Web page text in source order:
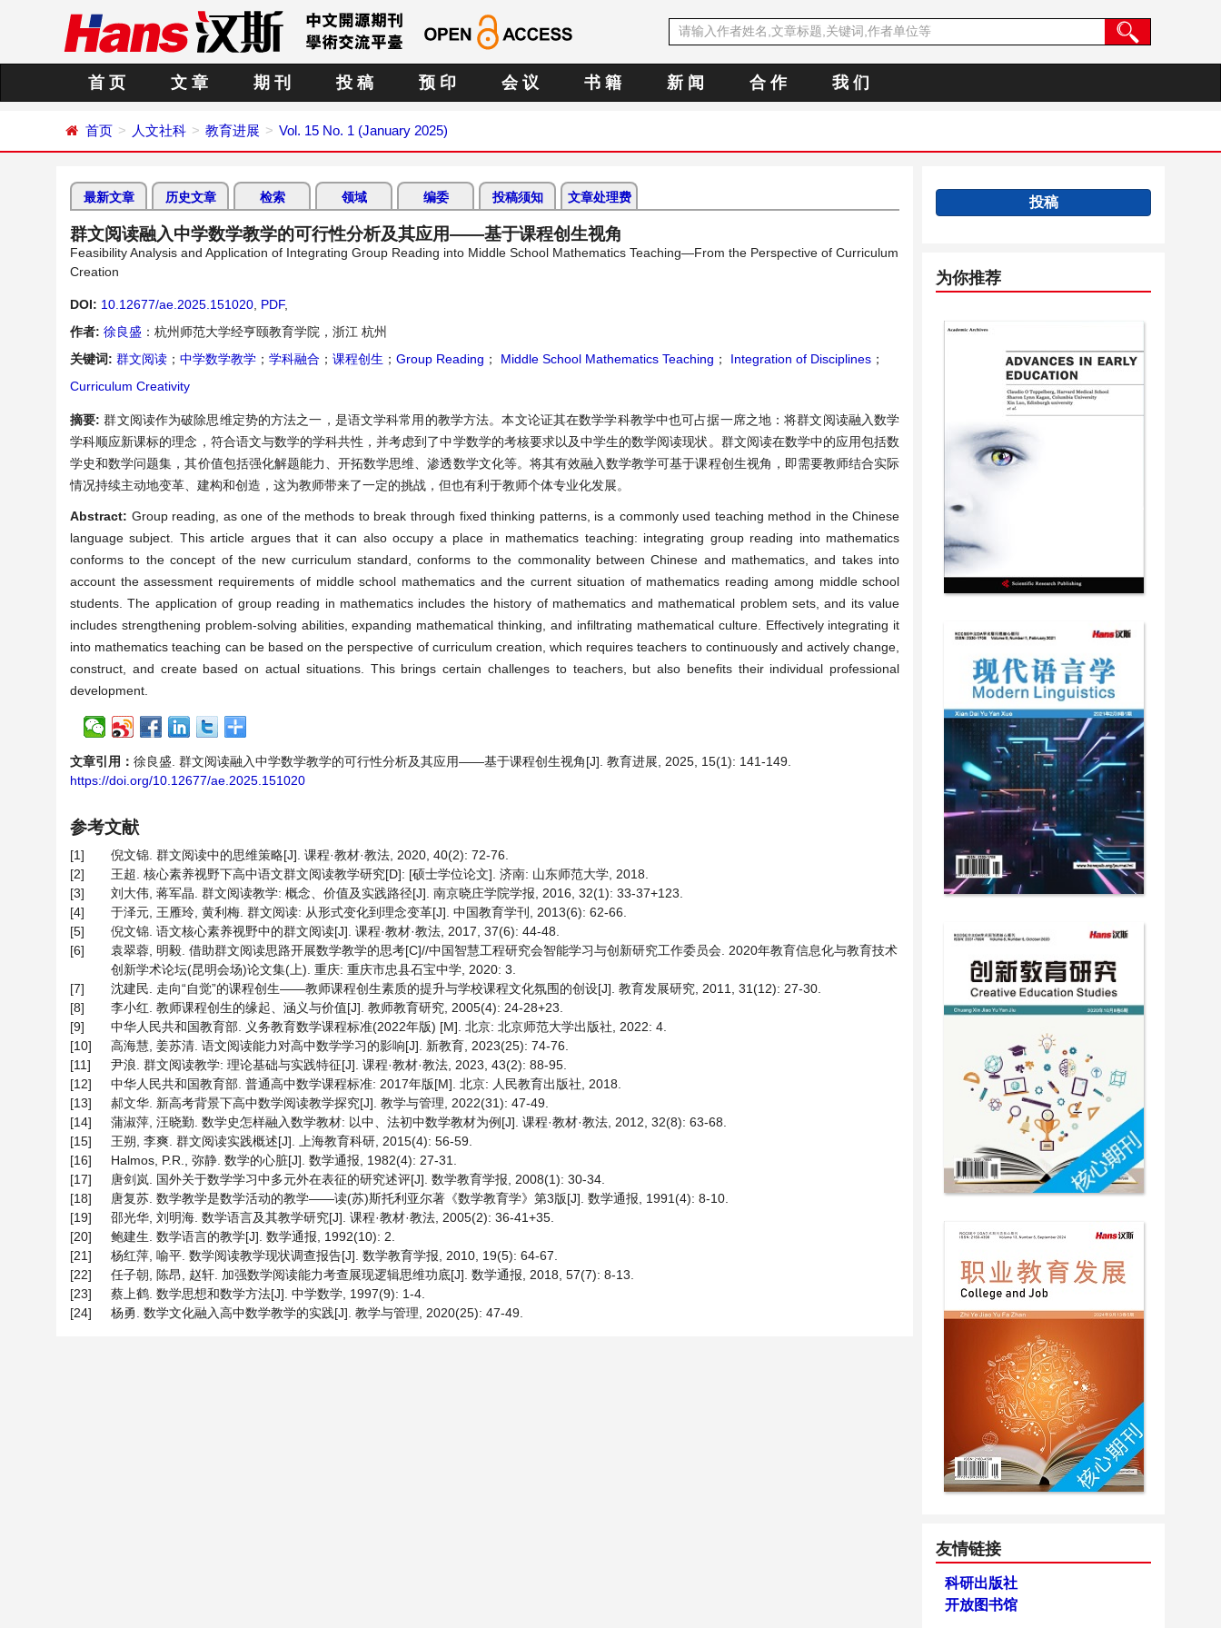
首 页 文 章 期 刊 投 稿 预 印 会 议 书 籍 新 闻 合 作 我 们
首页 人文社科 教育进展 Vol. 15 No. 1 (January 2025)
最新文章 历史文章 检索 领域 编委 投稿须知 文章处理费
群文阅读融入中学数学教学的可行性分析及其应用——基于课程创生视角
Feasibility Analysis and Application of Integrating Group Reading into Middle School Mathematics Teaching—From the Perspective of Curriculum
Creation
DOI: 10.12677/ae.2025.151020 PDF,
作者: 徐良盛 ：杭州师范大学经亨颐教育学院，浙江 杭州
关键词: 群文阅读 ； 中学数学教学 ； 学科融合 ； 课程创生 ； Group Reading ； Middle School Mathematics Teaching ； Integration of Disciplines ；
Curriculum Creativity
摘要:群文阅读作为破除思维定势的方法之一，是语文学科常用的教学方法。本文论证其在数学学科教学中也可占据一席之地：将群文阅读融入数学
学科顺应新课标的理念，符合语文与数学的学科共性，并考虑到了中学数学的考核要求以及中学生的数学阅读现状。群文阅读在数学中的应用包括数
学史和数学问题集，其价值包括强化解题能力、开拓数学思维、渗透数学文化等。将其有效融入数学教学可基于课程创生视角，即需要教师结合实际
情况持续主动地变革、建构和创造，这为教师带来了一定的挑战，但也有利于教师个体专业化发展。
Abstract: Group reading, as one of the methods to break through fixed thinking patterns, is a commonly used teaching method in the Chinese
language subject. This article argues that it can also occupy a place in mathematics teaching: integrating group reading into mathematics
conforms to the concept of the new curriculum standard, conforms to the commonality between Chinese and mathematics, and takes into
account the assessment requirements of middle school mathematics and the current situation of mathematics reading among middle school
students. The application of group reading in mathematics includes the history of mathematics and mathematical problem sets, and its value
includes strengthening problem-solving abilities, expanding mathematical thinking, and infiltrating mathematical culture. Effectively integrating it
into mathematics teaching can be based on the perspective of curriculum creation, which requires teachers to continuously and actively change,
construct, and create based on actual situations. This brings certain challenges to teachers, but also benefits their individual professional
development.
文章引用： 徐良盛. 群文阅读融入中学数学教学的可行性分析及其应用——基于课程创生视角[J]. 教育进展, 2025, 15(1): 141-149.
https://doi.org/10.12677/ae.2025.151020
参考文献
[1]
倪文锦. 群文阅读中的思维策略[J]. 课程·教材·教法, 2020, 40(2): 72-76.
[2]
王超. 核心素养视野下高中语文群文阅读教学研究[D]: [硕士学位论文]. 济南: 山东师范大学, 2018.
[3]
刘大伟, 蒋军晶. 群文阅读教学: 概念、价值及实践路径[J]. 南京晓庄学院学报, 2016, 32(1): 33-37+123.
[4]
于泽元, 王雁玲, 黄利梅. 群文阅读: 从形式变化到理念变革[J]. 中国教育学刊, 2013(6): 62-66.
[5]
倪文锦. 语文核心素养视野中的群文阅读[J]. 课程·教材·教法, 2017, 37(6): 44-48.
[6]
袁翠蓉, 明毅. 借助群文阅读思路开展数学教学的思考[C]//中国智慧工程研究会智能学习与创新研究工作委员会. 2020年教育信息化与教育技术
创新学术论坛(昆明会场)论文集(上). 重庆: 重庆市忠县石宝中学, 2020: 3.
[7]
沈建民. 走向“自觉”的课程创生——教师课程创生素质的提升与学校课程文化氛围的创设[J]. 教育发展研究, 2011, 31(12): 27-30.
[8]
李小红. 教师课程创生的缘起、涵义与价值[J]. 教师教育研究, 2005(4): 24-28+23.
[9]
中华人民共和国教育部. 义务教育数学课程标准(2022年版) [M]. 北京: 北京师范大学出版社, 2022: 4.
[10]
高海慧, 姜苏清. 语文阅读能力对高中数学学习的影响[J]. 新教育, 2023(25): 74-76.
[11]
尹浪. 群文阅读教学: 理论基础与实践特征[J]. 课程·教材·教法, 2023, 43(2): 88-95.
[12]
中华人民共和国教育部. 普通高中数学课程标准: 2017年版[M]. 北京: 人民教育出版社, 2018.
[13]
郝文华. 新高考背景下高中数学阅读教学探究[J]. 教学与管理, 2022(31): 47-49.
[14]
蒲淑萍, 汪晓勤. 数学史怎样融入数学教材: 以中、法初中数学教材为例[J]. 课程·教材·教法, 2012, 32(8): 63-68.
[15]
王朔, 李爽. 群文阅读实践概述[J]. 上海教育科研, 2015(4): 56-59.
[16]
Halmos, P.R., 弥静. 数学的心脏[J]. 数学通报, 1982(4): 27-31.
[17]
唐剑岚. 国外关于数学学习中多元外在表征的研究述评[J]. 数学教育学报, 2008(1): 30-34.
[18]
唐复苏. 数学教学是数学活动的教学——读(苏)斯托利亚尔著《数学教育学》第3版[J]. 数学通报, 1991(4): 8-10.
[19]
邵光华, 刘明海. 数学语言及其教学研究[J]. 课程·教材·教法, 2005(2): 36-41+35.
[20]
鲍建生. 数学语言的教学[J]. 数学通报, 1992(10): 2.
[21]
杨红萍, 喻平. 数学阅读教学现状调查报告[J]. 数学教育学报, 2010, 19(5): 64-67.
[22]
任子朝, 陈昂, 赵轩. 加强数学阅读能力考查展现逻辑思维功底[J]. 数学通报, 2018, 57(7): 8-13.
[23]
蔡上鹤. 数学思想和数学方法[J]. 中学数学, 1997(9): 1-4.
[24]
杨勇. 数学文化融入高中数学教学的实践[J]. 教学与管理, 2020(25): 47-49.
投稿
为你推荐
友情链接
科研出版社
开放图书馆